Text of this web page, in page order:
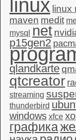
linux linux
maven medit
mysql
net
p15gen2
qlandkarte
qtcreator
streaming
thunderbird
windows xfce
графика